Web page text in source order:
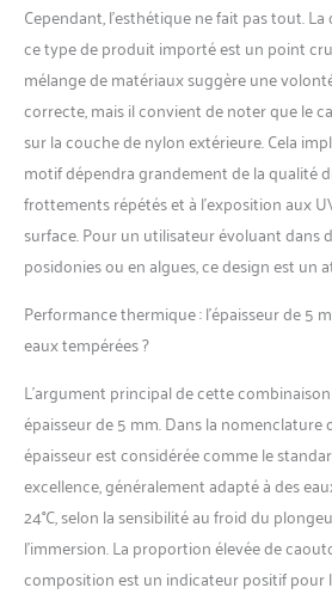
Cependant, l’esthétique ne fait pas tout.
ce type de produit importé est un point
mélange de matériaux suggère une
correcte, mais il convient de noter que le
sur la couche de nylon extérieure. Cela
motif dépendra grandement de la qualité
frottements répétés et à l’exposition aux
surface. Pour un utilisateur évoluant dans
posidonies ou en algues, ce design est un
Performance thermique : l’épaisseur de 5
eaux tempérées ?
L’argument principal de cette
épaisseur de 5 mm. Dans la nomenclature
épaisseur est considérée comme le
excellence, généralement adapté à des
24°C, selon la sensibilité au froid du
l’immersion. La proportion élevée de
composition est un indicateur positif pour